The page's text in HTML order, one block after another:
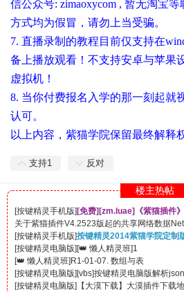
信公众号: zimaoxycom , 暂无淘宝
方式均为假冒，请勿上当受骗。
7. 直播录制的教程目前仅支持在
备上播放观看！不支持安卓与苹果
虚拟机！
8. 当你付费报名入学的那一刻起就
认可。
以上内容，紫猫学院保留最终解释权
支持1 反对
楼主热帖
[免费][zm.luae]《紫猫插件
[按键精灵手机版]
关于紫猫插件V4.2523版起的共享网络数据
[按键精灵手机版]按键精灵2014紫猫学院定制
[按键精灵电脑版] 1
[👑 懒人精灵班]
R1-01-07. 数组与表
[👑 懒人精灵班]
[vbs]按键精灵电脑版解析
[按键精灵电脑版]
【大漠下载】大漠插件下载
[按键精灵电脑版]